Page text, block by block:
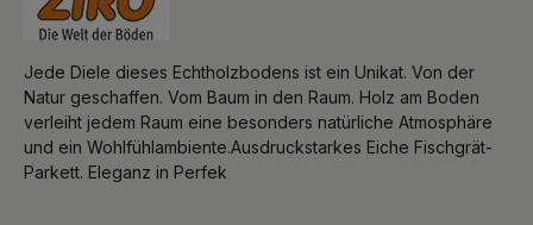
Jede Diele dieses Echtholzbodens ist ein Unikat. Von der
Natur geschaffen. Vom Baum in den Raum. Holz am Boden
verleiht jedem Raum eine besonders natürliche Atmosphäre
und ein Wohlfühlambiente.Ausdruckstarkes Eiche Fischgrät-
Parkett. Eleganz in Perfek